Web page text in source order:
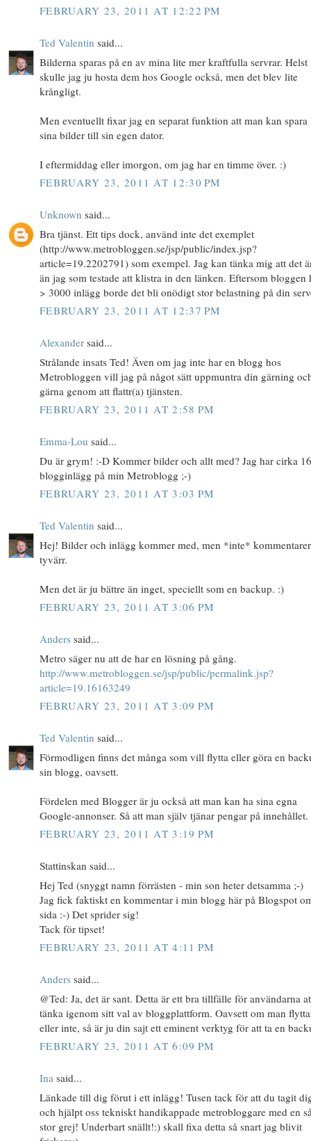
FEBRUARY 23, 2011 AT 12:22 PM
Ted Valentin said...
Bilderna sparas på en av mina lite mer kraftfulla servrar. Helst
skulle jag ju hosta dem hos Google också, men det blev lite
krångligt.
Men eventuellt fixar jag en separat funktion att man kan spara
sina bilder till sin egen dator.
I eftermiddag eller imorgon, om jag har en timme över. :)
FEBRUARY 23, 2011 AT 12:30 PM
Unknown said...
Bra tjänst. Ett tips dock, använd inte det exemplet
(http://www.metrobloggen.se/jsp/public/index.jsp?
article=19.2202791) som exempel. Jag kan tänka mig att det
än jag som testade att klistra in den länken. Eftersom bloggen
> 3000 inlägg borde det bli onödigt stor belastning på din
FEBRUARY 23, 2011 AT 12:37 PM
Alexander said...
Strålande insats Ted! Även om jag inte har en blogg hos
Metrobloggen vill jag på något sätt uppmuntra din gärning
gärna genom att flattr(a) tjänsten.
FEBRUARY 23, 2011 AT 2:58 PM
Emma-Lou said...
Du är grym! :-D Kommer bilder och allt med? Jag har cirka
blogginlägg på min Metroblogg ;-)
FEBRUARY 23, 2011 AT 3:03 PM
Ted Valentin said...
Hej! Bilder och inlägg kommer med, men *inte*
tyvärr.
Men det är ju bättre än inget, speciellt som en backup. :)
FEBRUARY 23, 2011 AT 3:06 PM
Anders said...
Metro säger nu att de har en lösning på gång.
http://www.metrobloggen.se/jsp/public/permalink.jsp?
article=19.16163249
FEBRUARY 23, 2011 AT 3:09 PM
Ted Valentin said...
Förmodligen finns det många som vill flytta eller göra en
sin blogg, oavsett.
Fördelen med Blogger är ju också att man kan ha sina egna
Google-annonser. Så att man själv tjänar pengar på innehållet.
FEBRUARY 23, 2011 AT 3:19 PM
Stattinskan said...
Hej Ted (snyggt namn förrästen - min son heter detsamma ;-)
Jag fick faktiskt en kommentar i min blogg här på Blogspot
sida :-) Det sprider sig!
Tack för tipset!
FEBRUARY 23, 2011 AT 4:11 PM
Anders said...
@Ted: Ja, det är sant. Detta är ett bra tillfälle för användarna
tänka igenom sitt val av bloggplattform. Oavsett om man
eller inte, så är ju din sajt ett eminent verktyg för att ta en
FEBRUARY 23, 2011 AT 6:09 PM
Ina said...
Länkade till dig förut i ett inlägg! Tusen tack för att du tagit
och hjälpt oss tekniskt handikappade metrobloggare med en
stor grej! Underbart snällt!:) skall fixa detta så snart jag blivit